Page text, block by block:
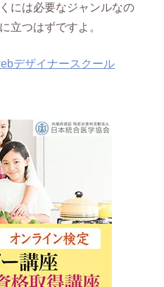
には必要なジャンルなの
立つはずですよ。
デザイナースクール